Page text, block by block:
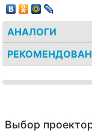
АНАЛОГИ
Выбор